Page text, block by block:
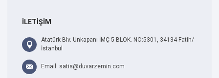
İLETİŞİM
Atatürk Blv. Unkapanı İMÇ 5 BLOK. NO:5301, 34134 Fatih/
İstanbul
Email: satis@duvarzemin.com